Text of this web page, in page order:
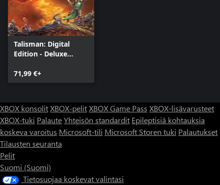
Talisman: Digital
Edition - Deluxe
71,99 €+
XBOX konsolitXBOX-pelitXBOX Game Pass XBOX-lisävarusteet
XBOX-tuki PalauteYhteisön standardit Epileptisiä kohtauksia
koskeva varoitus Microsoft-tili Microsoft Storen tuki Palautukset
Tilausten seuranta
Pelit
Suomi (Suomi)
Tietosuojaa koskevat valintasi